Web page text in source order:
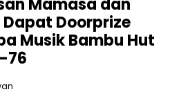
Mamasa dan
Dapat Doorprize
Musik Bambu Hut
76